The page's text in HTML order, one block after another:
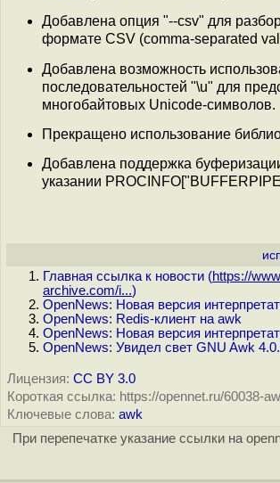
Добавлена опция "--csv" для
формате CSV (comma-separated
Добавлена возможность
последовательностей "\u" для
многобайтовых Unicode-символов.
Прекращено использование
Добавлена поддержка
указании
Главная ссылка к новости (https://
archive.com/i...)
OpenNews: Новая версия
OpenNews: Redis-клиент на awk
OpenNews: Новая версия
OpenNews: Увидел свет GNU Awk
Лицензия: CC BY 3.0
Короткая ссылка: https://opennet.ru/60038-
Ключевые слова: awk
При перепечатке указание ссылки на